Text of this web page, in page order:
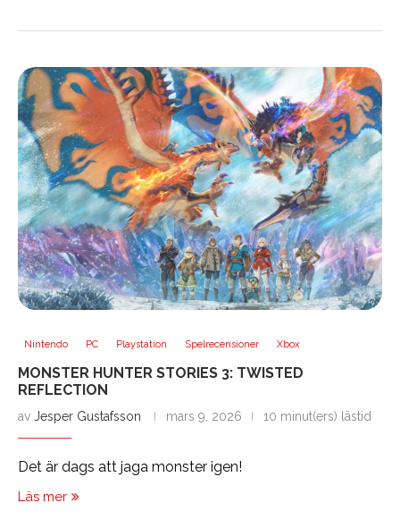
Nintendo PC Playstation Spelrecensioner Xbox
MONSTER HUNTER STORIES 3: TWISTED
REFLECTION
av Jesper Gustafsson mars 9, 2026 10 minut(ers) lästid
Det är dags att jaga monster igen!
Läs mer